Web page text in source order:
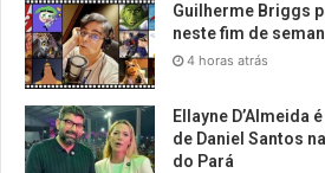
Guilherme Briggs
neste fim de
4 horas atrás
Ellayne
de Daniel Santos
do Pará